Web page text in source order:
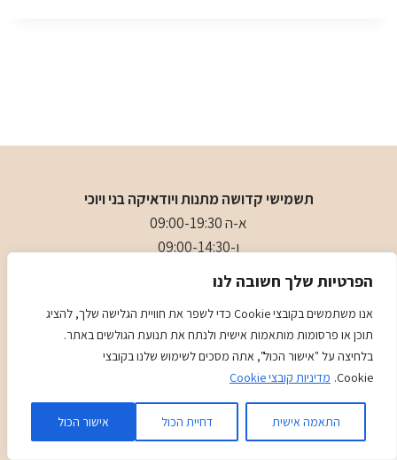
הפרטיות שלך חשובה לנו
אנו משתמשים בקובצי Cookie כדי לשפר את חוויית הגלישה שלך, להציג
תוכן או פרסומות מותאמות אישית ולנתח את תנועת הגולשים באתר.
בלחיצה על "אישור הכול", אתה מסכים לשימוש שלנו בקובצי
Cookie. מדיניות קובצי Cookie
התאמה אישית דחיית הכול אישור הכול
תשמישי קדושה מתנות ויודאיקה בני ויוכי
א-ה 09:00-19:30
ו-09:00-14:30
- 0509501282
: כיכר המייסדים 4 ראשון לציון (ליד הבית כנסת הגדול)
מדיניות מדיניות COOKIES
© 2026 Judaica Gifts - WordPress Theme by
Kadence
WP